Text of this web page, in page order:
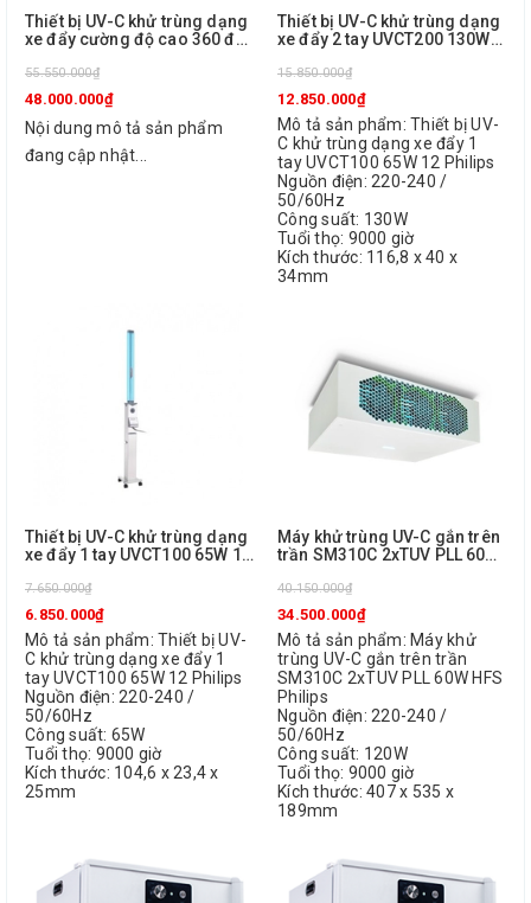
Thiết bị UV-C khử trùng dạng
xe đẩy cường độ cao 360 độ
55.550.000₫
48.000.000₫
Nội dung mô tả sản phẩm
đang cập nhật...
Thiết bị UV-C khử trùng dạng
xe đẩy 2 tay UVCT200 130W
15.850.000₫
12.850.000₫
Mô tả sản phẩm: Thiết bị UV-
C khử trùng dạng xe đẩy 1
tay UVCT100 65W 12 Philips
Nguồn điện: 220-240 /
50/60Hz
Công suất: 130W
Tuổi thọ: 9000 giờ
Kích thước: 116,8 x 40 x
34mm
Thiết bị UV-C khử trùng dạng
xe đẩy 1 tay UVCT100 65W 12
7.650.000₫
6.850.000₫
Mô tả sản phẩm: Thiết bị UV-
C khử trùng dạng xe đẩy 1
tay UVCT100 65W 12 Philips
Nguồn điện: 220-240 /
50/60Hz
Công suất: 65W
Tuổi thọ: 9000 giờ
Kích thước: 104,6 x 23,4 x
25mm
Máy khử trùng UV-C gắn trên
trần SM310C 2xTUV PLL 60W
40.150.000₫
34.500.000₫
Mô tả sản phẩm: Máy khử
trùng UV-C gắn trên trần
SM310C 2xTUV PLL 60W HFS
Philips
Nguồn điện: 220-240 /
50/60Hz
Công suất: 120W
Tuổi thọ: 9000 giờ
Kích thước: 407 x 535 x
189mm